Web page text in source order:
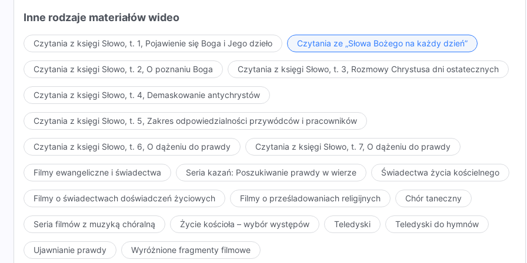
dzieło dokonywane jest wśród was i obdarowałem was mnóstwem swoich słów. Jeśli jednak chcecie
traktować Mnie w ten sposób, to mogę jedynie rozdać rodzinom pogańskim to, czego nie zyskaliście i nie
wprowadziliście w życie. Której spośród wszystkich istot stworzonych nie trzymam w Moich rękach?
Większość z was ma już swoje lata i brak wam energii, aby przyjąć tego rodzaju dzieło, które realizuję.
Jesteście jak ten ptak Hanhao, ledwo dajecie sobie radę, i nigdy nie traktowaliście Moich słów poważnie.
Młodzi ludzie są niezwykle próżni, nadmiernie sobie folgują i zwracają jeszcze mniej uwagi na Moje dzieło.
Nie mają ochoty zakosztować przysmaków podczas Mojej uczty. Są jak ptaszek, który uciekł z klatki i
odleciał w siną dal. Jak tego rodzaju młodzi i starzy ludzie mogą być dla Mnie użyteczni?
Inne rodzaje materiałów wideo
Czytania z księgi Słowo, t. 1, Pojawienie się Boga i Jego dzieło Czytania ze „Słowa Bożego na każdy dzień”
Czytania z księgi Słowo, t. 2, O poznaniu Boga Czytania z księgi Słowo, t. 3, Rozmowy Chrystusa dni ostatecznych
Czytania z księgi Słowo, t. 4, Demaskowanie antychrystów
Czytania z księgi Słowo, t. 5, Zakres odpowiedzialności przywódców i pracowników
Czytania z księgi Słowo, t. 6, O dążeniu do prawdy Czytania z księgi Słowo, t. 7, O dążeniu do prawdy
Filmy ewangeliczne i świadectwa Seria kazań: Poszukiwanie prawdy w wierze Świadectwa życia kościelnego
Filmy o świadectwach doświadczeń życiowych Filmy o prześladowaniach religijnych Chór taneczny
Seria filmów z muzyką chóralną Życie kościoła – wybór występów Teledyski Teledyski do hymnów
Ujawnianie prawdy Wyróżnione fragmenty filmowe